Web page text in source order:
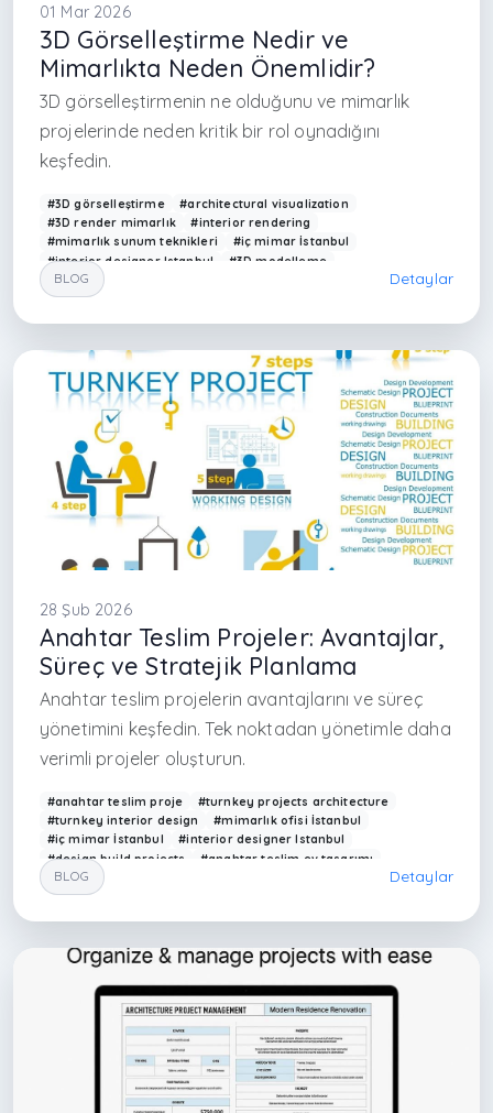
01 Mar 2026
3D Görselleştirme Nedir ve
Mimarlıkta Neden Önemlidir?
3D görselleştirmenin ne olduğunu ve mimarlık
projelerinde neden kritik bir rol oynadığını
keşfedin.
#3D görselleştirme
#architectural visualization
#3D render mimarlık
#interior rendering
#mimarlık sunum teknikleri
#iç mimar İstanbul
#interior designer Istanbul
#3D modelleme
#mimarlık ofisi İstanbul
#modern mimarlık görselleştirme
#Arkethane render
#visualization architecture
#interior design render
#çağdaş mimarlık Türkiye
#3D design Turkey
#sapanca iç mimarlık
#sapanca mimarlık #antalya archi
BLOG Detaylar
28 Şub 2026
Anahtar Teslim Projeler: Avantajlar,
Süreç ve Stratejik Planlama
Anahtar teslim projelerin avantajlarını ve süreç
yönetimini keşfedin. Tek noktadan yönetimle daha
verimli projeler oluşturun.
#anahtar teslim proje
#turnkey projects architecture
#turnkey interior design
#mimarlık ofisi İstanbul
#iç mimar İstanbul
#interior designer Istanbul
#design build projects
#anahtar teslim ev tasarımı
#proje yönetimi Türkiye
#turnkey project Turkey
#design and build Turkey
#mimari uygulama hizmeti
#interior architecture Turkey
#professional project delivery
#sarıyer
BLOG Detaylar